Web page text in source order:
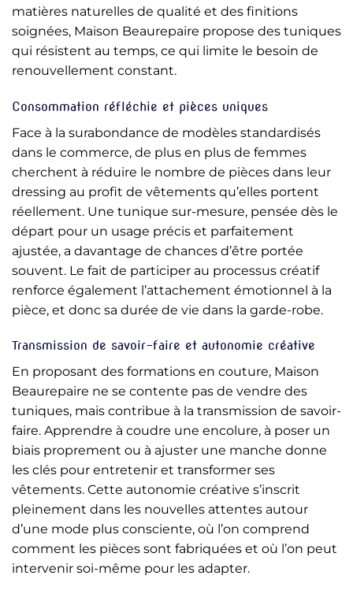
matières naturelles de qualité et des finitions
soignées, Maison Beaurepaire propose des tuniques
qui résistent au temps, ce qui limite le besoin de
renouvellement constant.
Consommation réfléchie et pièces uniques
Face à la surabondance de modèles standardisés
dans le commerce, de plus en plus de femmes
cherchent à réduire le nombre de pièces dans leur
dressing au profit de vêtements qu’elles portent
réellement. Une tunique sur-mesure, pensée dès le
départ pour un usage précis et parfaitement
ajustée, a davantage de chances d’être portée
souvent. Le fait de participer au processus créatif
renforce également l’attachement émotionnel à la
pièce, et donc sa durée de vie dans la garde-robe.
Transmission de savoir-faire et autonomie créative
En proposant des formations en couture, Maison
Beaurepaire ne se contente pas de vendre des
tuniques, mais contribue à la transmission de savoir-
faire. Apprendre à coudre une encolure, à poser un
biais proprement ou à ajuster une manche donne
les clés pour entretenir et transformer ses
vêtements. Cette autonomie créative s’inscrit
pleinement dans les nouvelles attentes autour
d’une mode plus consciente, où l’on comprend
comment les pièces sont fabriquées et où l’on peut
intervenir soi-même pour les adapter.